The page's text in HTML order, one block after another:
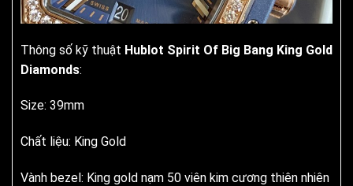
Thông số kỹ thuật Hublot Spirit Of Big Bang King Gold
Diamonds:
Size: 39mm
Chất liệu: King Gold
Vành bezel: King gold nạm 50 viên kim cương thiên nhiên